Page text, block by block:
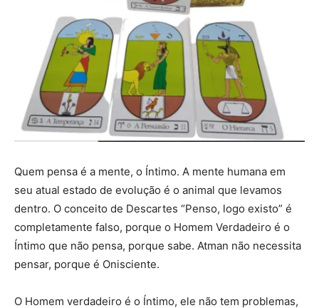
Quem pensa é a mente, o Íntimo. A mente humana em
seu atual estado de evolução é o animal que levamos
dentro. O conceito de Descartes “Penso, logo existo” é
completamente falso, porque o Homem Verdadeiro é o
Íntimo que não pensa, porque sabe. Atman não necessita
pensar, porque é Onisciente.
O Homem verdadeiro é o Íntimo, ele não tem problemas,